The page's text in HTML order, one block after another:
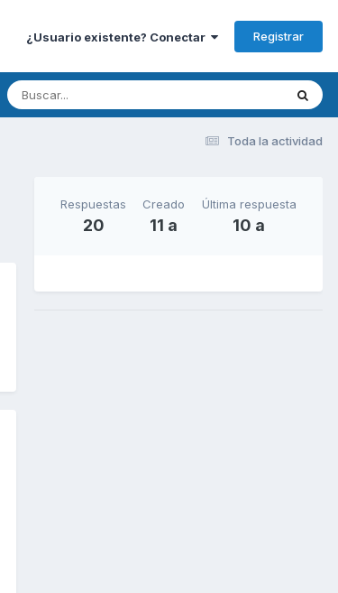
¿Usuario existente? Conectar Registrar
Toda la actividad
Respuestas
20
Creado
11 a
Última respuesta
10 a